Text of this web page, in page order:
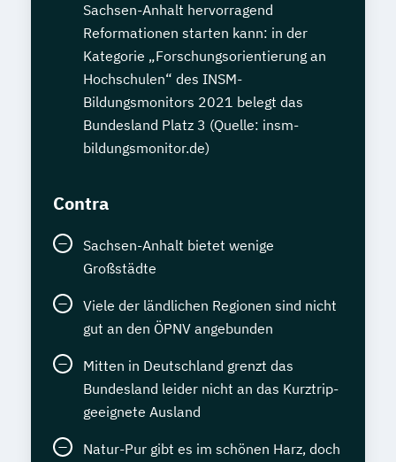
Sachsen-Anhalt hervorragend
Reformationen starten kann: in der
Kategorie „Forschungsorientierung an
Hochschulen“ des INSM-
Bildungsmonitors 2021 belegt das
Bundesland Platz 3 (Quelle: insm-
bildungsmonitor.de)
Contra
Sachsen-Anhalt bietet wenige
Großstädte
Viele der ländlichen Regionen sind nicht
gut an den ÖPNV angebunden
Mitten in Deutschland grenzt das
Bundesland leider nicht an das Kurztrip-
geeignete Ausland
Natur-Pur gibt es im schönen Harz, doch